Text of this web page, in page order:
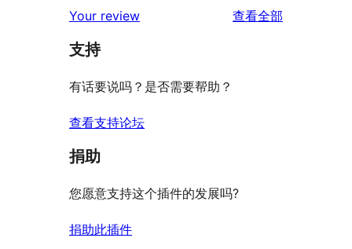
价
评
价
星
评
1
星
价
Your review 查看全部
支持
有话要说吗？是否需要帮助？
查看支持论坛
捐助
您愿意支持这个插件的发展吗?
捐助此插件